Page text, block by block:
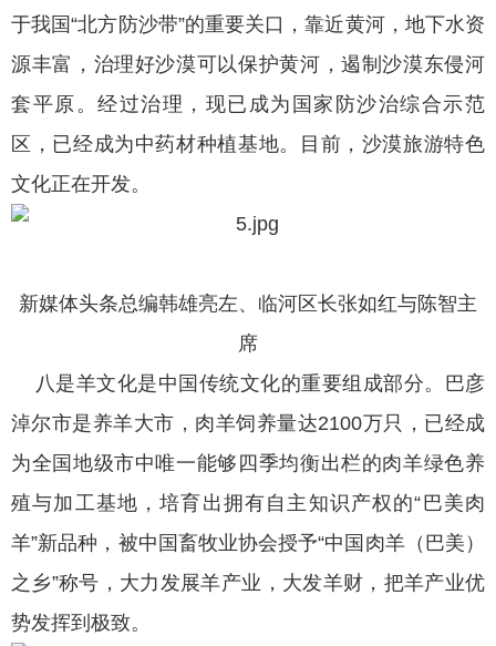
于我国“北方防沙带”的重要关口，靠近黄河，地下水资
源丰富，治理好沙漠可以保护黄河，遏制沙漠东侵河
套平原。经过治理，现已成为国家防沙治综合示范
区，已经成为中药材种植基地。目前，沙漠旅游特色
文化正在开发。
新媒体头条总编韩雄亮左、临河区长张如红与陈智主
席
八是羊文化是中国传统文化的重要组成部分。巴彦
淖尔市是养羊大市，肉羊饲养量达2100万只，已经成
为全国地级市中唯一能够四季均衡出栏的肉羊绿色养
殖与加工基地，培育出拥有自主知识产权的“巴美肉
羊”新品种，被中国畜牧业协会授予“中国肉羊（巴美）
之乡”称号，大力发展羊产业，大发羊财，把羊产业优
势发挥到极致。